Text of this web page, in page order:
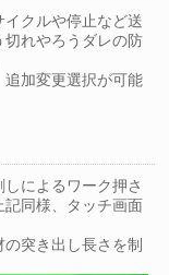
クルや停止など送
れやろうダレの防
追加変更選択が可能
によるワーク押さ
記同様、タッチ画面
突き出し長さを制